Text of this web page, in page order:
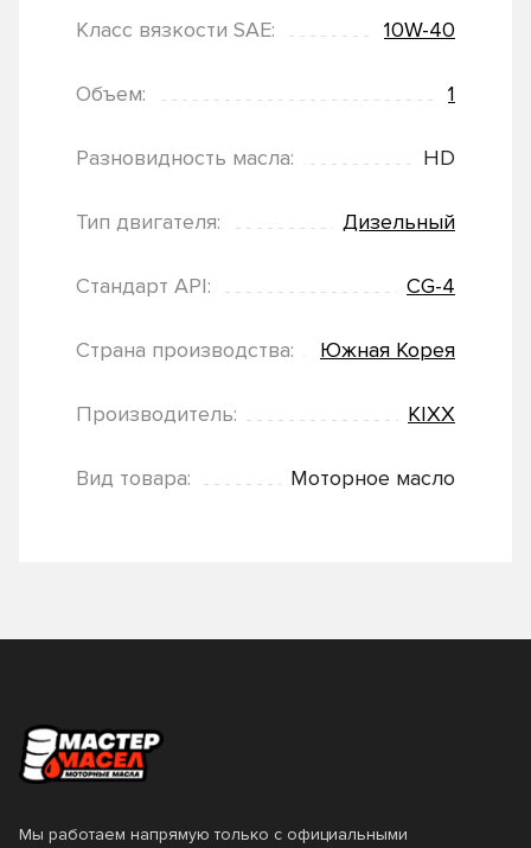
Класс вязкости SAE: 10W-40
Объем: 1
Разновидность масла: HD
Тип двигателя: Дизельный
Стандарт API: CG-4
Страна производства: Южная Корея
Производитель: KIXX
Вид товара: Моторное масло
Мы работаем напрямую только с официальными